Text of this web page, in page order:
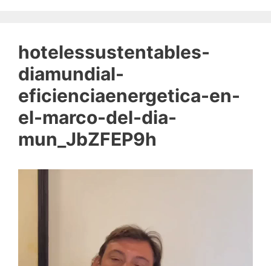
hotelessustentables-
diamundial-
eficienciaenergetica-en-
el-marco-del-dia-
mun_JbZFEP9h